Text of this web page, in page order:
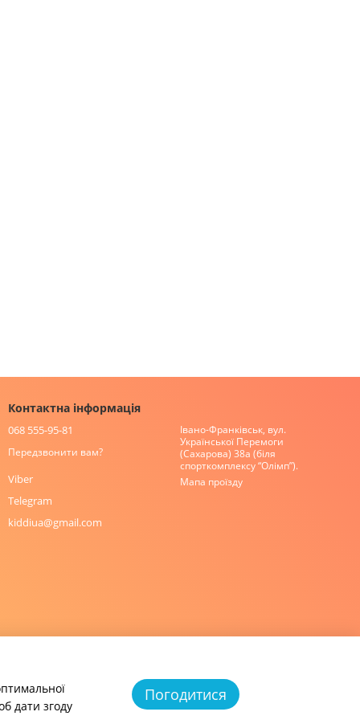
Контактна інформація
068 555-95-81
Передзвонити вам?
Viber
Telegram
kiddiua@gmail.com
Івано-Франківськ, вул.
Української Перемоги
(Сахарова) 38а (біля
спорткомплексу “Олімп”).
Мапа проїзду
дати згоду
Погодитися